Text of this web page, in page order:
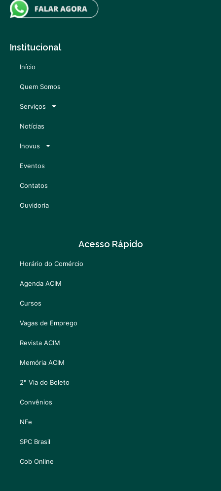
Institucional
Início
Quem Somos
Serviços
Notícias
Inovus
Eventos
Contatos
Ouvidoria
Acesso Rápido
Horário do Comércio
Agenda ACIM
Cursos
Vagas de Emprego
Revista ACIM
Memória ACIM
2° Via do Boleto
Convênios
NFe
SPC Brasil
Cob Online